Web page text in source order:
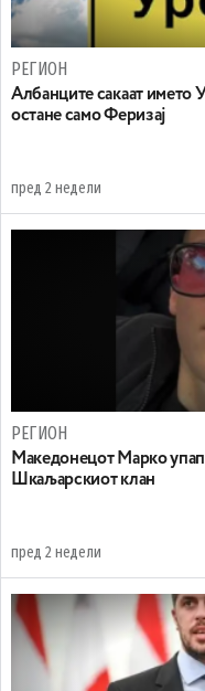
РЕГИОН
Aлбанците сакаат името
остане само Феризај
пред 2 недели
РЕГИОН
Maкедонецот Марко
Шкаљарскиот клан
пред 2 недели